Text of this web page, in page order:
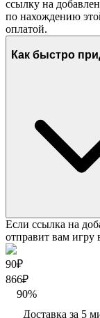
ссылку на
по нахождению
оплатой.
Как быстро
Если ссылка на
отправит вам игру
90₽
866₽
90%
Доставка за 5